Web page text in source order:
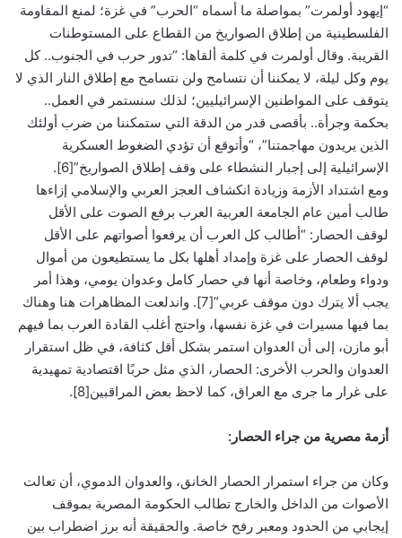
“إيهود أولمرت” بمواصلة ما أسماه “الحرب” في غزة؛ لمنع المقاومة
الفلسطينية من إطلاق الصواريخ من القطاع على المستوطنات
القريبة. وقال أولمرت في كلمة ألقاها: “تدور حرب في الجنوب.. كل
يوم وكل ليلة، لا يمكننا أن نتسامح ولن نتسامح مع إطلاق النار الذي لا
يتوقف على المواطنين الإسرائيليين؛ لذلك سنستمر في العمل..
بحكمة وجرأة.. بأقصى قدر من الدقة التي ستمكننا من ضرب أولئك
الذين يريدون مهاجمتنا”، “وأتوقع أن تؤدي الضغوط العسكرية
الإسرائيلية إلى إجبار النشطاء على وقف إطلاق الصواريخ”[6].
ومع اشتداد الأزمة وزيادة انكشاف العجز العربي والإسلامي إزاءها
طالب أمين عام الجامعة العربية العرب برفع الصوت على الأقل
لوقف الحصار: “أطالب كل العرب أن يرفعوا أصواتهم على الأقل
لوقف الحصار على غزة وإمداد أهلها بكل ما يستطيعون من أموال
ودواء وطعام، وخاصة أنها في حصار كامل وعدوان يومي، وهذا أمر
يجب ألا يترك دون موقف عربي”[7]. واندلعت المظاهرات هنا وهناك
بما فيها مسيرات في غزة نفسها، واحتج أغلب القادة العرب بما فيهم
أبو مازن، إلى أن العدوان استمر بشكل أقل كثافة، في ظل استقرار
العدوان والحرب الأخرى: الحصار، الذي مثل حربًا اقتصادية تمهيدية
على غرار ما جرى مع العراق، كما لاحظ بعض المراقبين[8].
أزمة مصرية من جراء الحصار:
وكان من جراء استمرار الحصار الخانق، والعدوان الدموي، أن تعالت
الأصوات من الداخل والخارج تطالب الحكومة المصرية بموقف
إيجابي من الحدود ومعبر رفح خاصة. والحقيقة أنه برز اضطراب بين